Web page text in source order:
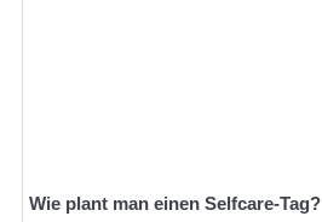
Wie plant man einen Selfcare-Tag?